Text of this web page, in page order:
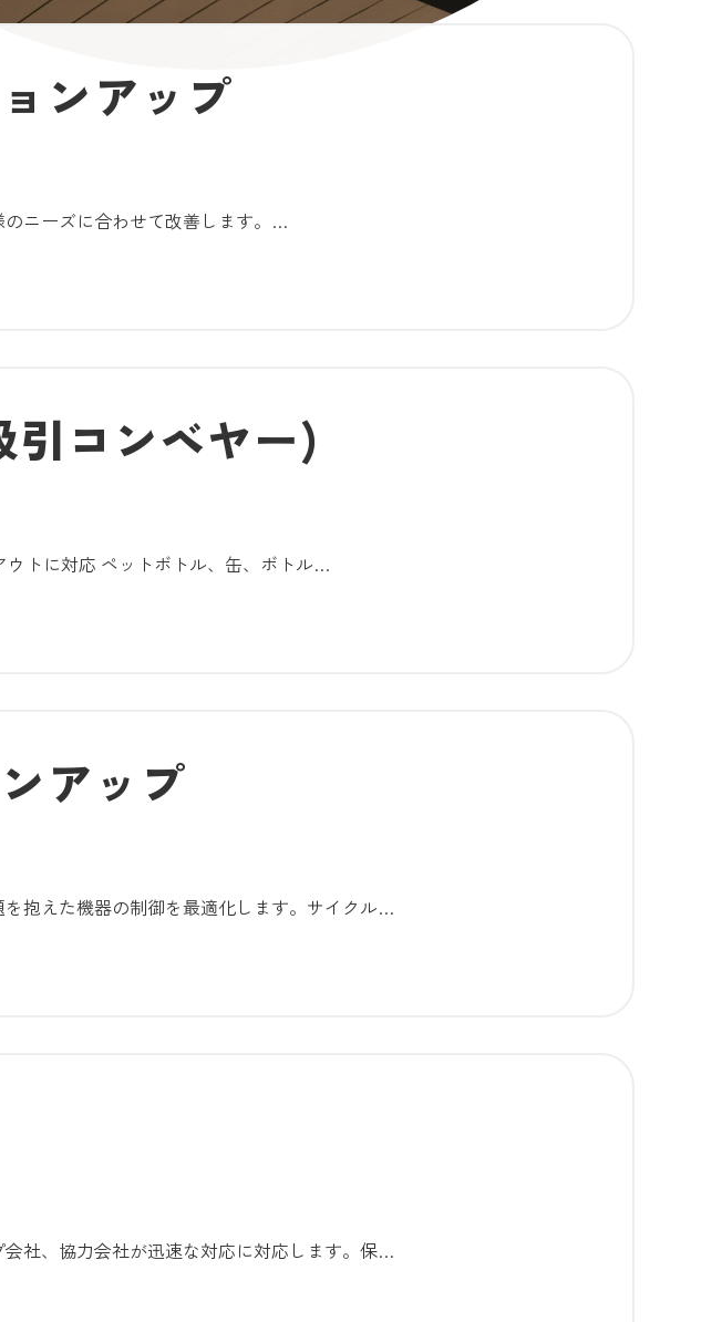
ンアップ
ニーズに合わせて改善します。…
引コンベヤー)
ウトに対応 ペットボトル、缶、ボトル…
アップ
抱えた機器の制御を最適化します。サイクル…
社、協力会社が迅速な対応に対応します。保…